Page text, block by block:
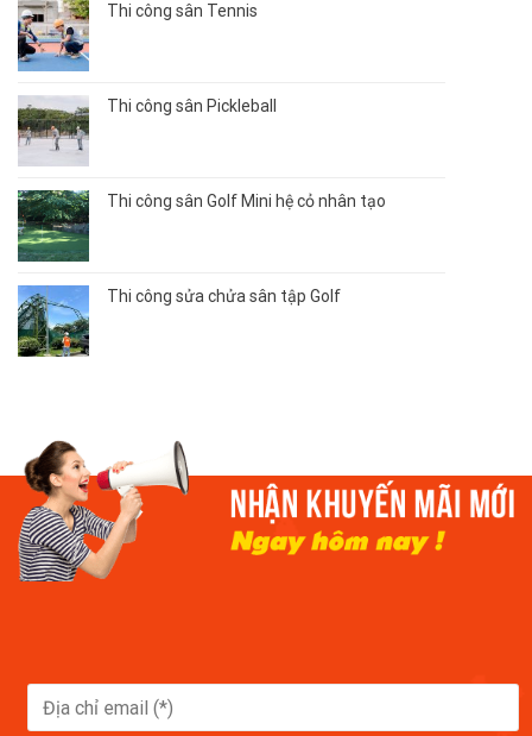
Thi công sân Tennis
Thi công sân Pickleball
Thi công sân Golf Mini hệ cỏ nhân tạo
Thi công sửa chửa sân tập Golf